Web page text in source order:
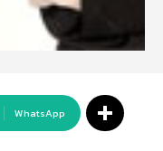
WhatsApp